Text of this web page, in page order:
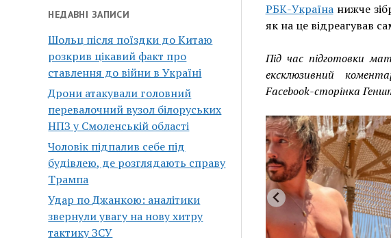
НЕДАВНІ ЗАПИСИ
Шольц після поїздки до Китаю
розкрив цікавий факт про
ставлення до війни в Україні
Дрони атакували головний
перевалочний вузол білоруських
НПЗ у Смоленській області
Чоловік підпалив себе під
будівлею, де розглядають справу
Трампа
Удар по Джанкою: аналітики
звернули увагу на нову хитру
тактику ЗСУ
РБК-Українанижче
як на це відреагував
Під час підготовки
ексклюзивний
Facebook-сторінка